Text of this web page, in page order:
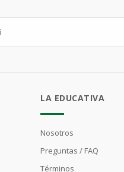
LA EDUCATIVA
Nosotros
Preguntas / FAQ
Términos